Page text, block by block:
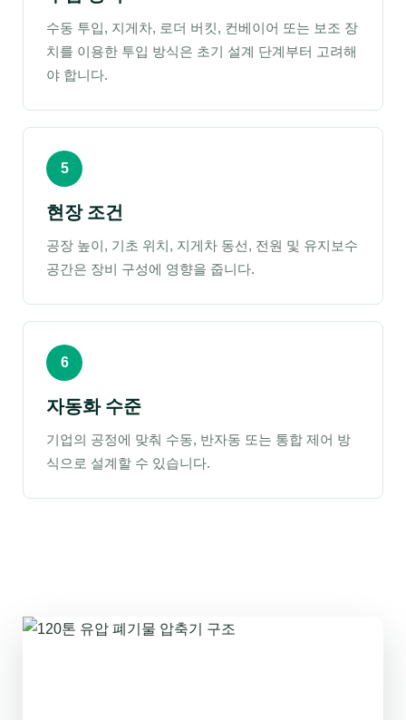
수동 투입, 지게차, 로더 버킷, 컨베이어 또는 보조 장
치를 이용한 투입 방식은 초기 설계 단계부터 고려해
야 합니다.
5
현장 조건
공장 높이, 기초 위치, 지게차 동선, 전원 및 유지보수
공간은 장비 구성에 영향을 줍니다.
6
자동화 수준
기업의 공정에 맞춰 수동, 반자동 또는 통합 제어 방
식으로 설계할 수 있습니다.